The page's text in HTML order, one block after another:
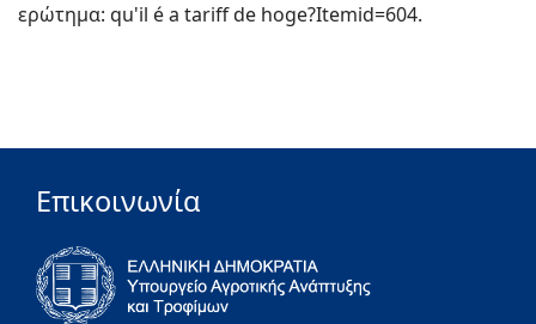
ερώτημα: qu'il é a tariff de hoge?Itemid=604.
Επικοινωνία